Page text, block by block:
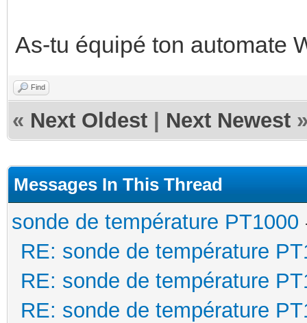
As-tu équipé ton automate
Find
« Next Oldest Next Newest
Messages In This Thread
sonde de température PT1000
RE: sonde de température
RE: sonde de température
RE: sonde de température